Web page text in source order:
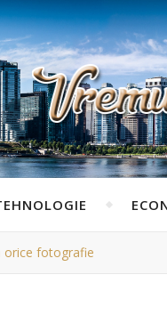
orice fotografie